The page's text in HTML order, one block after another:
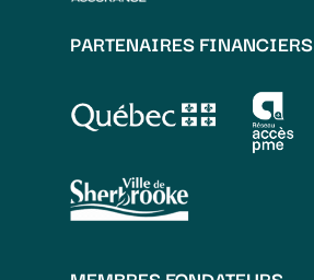
PARTENAIRES FINANCIERS